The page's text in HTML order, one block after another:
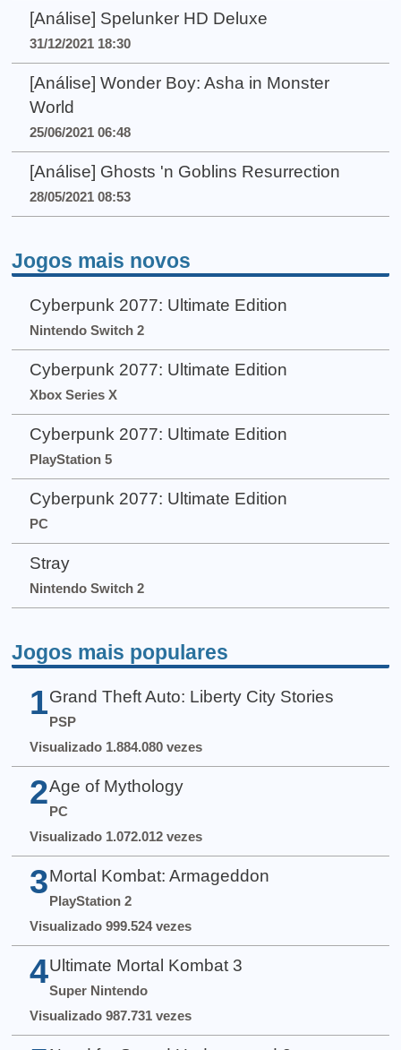
[Análise] Spelunker HD Deluxe
31/12/2021 18:30
[Análise] Wonder Boy: Asha in Monster
World
25/06/2021 06:48
[Análise] Ghosts 'n Goblins Resurrection
28/05/2021 08:53
Jogos mais novos
Cyberpunk 2077: Ultimate Edition
Nintendo Switch 2
Cyberpunk 2077: Ultimate Edition
Xbox Series X
Cyberpunk 2077: Ultimate Edition
PlayStation 5
Cyberpunk 2077: Ultimate Edition
PC
Stray
Nintendo Switch 2
Jogos mais populares
1 Grand Theft Auto: Liberty City Stories
PSP
Visualizado 1.884.080 vezes
2 Age of Mythology
PC
Visualizado 1.072.012 vezes
3 Mortal Kombat: Armageddon
PlayStation 2
Visualizado 999.524 vezes
4 Ultimate Mortal Kombat 3
Super Nintendo
Visualizado 987.731 vezes